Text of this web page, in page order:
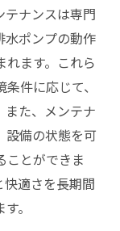
テナンスは専門
水ポンプの動作
ます。これら
件に応じて、
また、メンテナ
設備の状態を可
ことができま
適さを長期間
。